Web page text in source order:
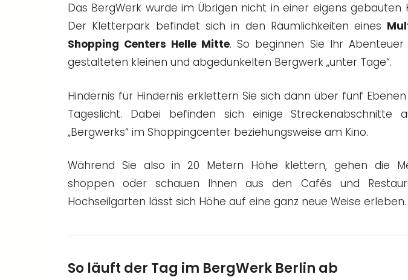
Das BergWerk wurde im Übrigen nicht in einer eigens gebauten
Der Kletterpark befindet sich in den Räumlichkeiten eines
Shopping Centers Helle Mitte. So beginnen Sie Ihr
gestalteten kleinen und abgedunkelten Bergwerk „unter Tage“.
Hindernis für Hindernis erklettern Sie sich dann über fünf
Tageslicht. Dabei befinden sich einige Streckenabschnitte
„Bergwerks“ im Shoppingcenter beziehungsweise am Kino.
Während Sie also in 20 Metern Höhe klettern, gehen die
shoppen oder schauen Ihnen aus den Cafés und
Hochseilgarten lässt sich Höhe auf eine ganz neue Weise erleben.
So läuft der Tag im BergWerk Berlin ab